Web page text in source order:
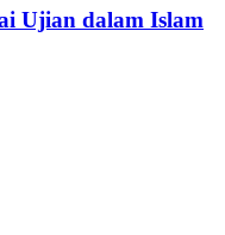
Ujian dalam Islam